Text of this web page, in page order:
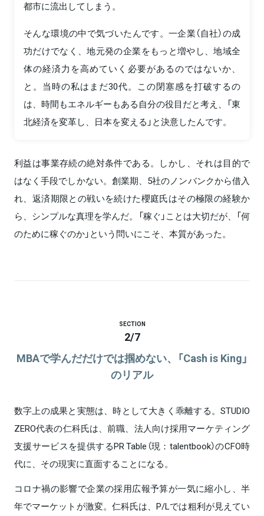
都市に流出してしまう。
そんな環境の中で気づいたんです。一企業（自社）の成
功だけでなく、地元発の企業をもっと増やし、地域全
体の経済力を高めていく必要があるのではないか、
と。当時の私はまだ30代。この閉塞感を打破するの
は、時間もエネルギーもある自分の役目だと考え、「東
北経済を変革し、日本を変える」と決意したんです。
利益は事業存続の絶対条件である。しかし、それは目的で
はなく手段でしかない。創業期、5社のノンバンクから借入
れ、返済期限との戦いを続けた櫻庭氏はその極限の経験か
ら、シンプルな真理を学んだ。「稼ぐ」ことは大切だが、「何
のために稼ぐのか」という問いにこそ、本質があった。
SECTION
2/7
MBAで学んだだけでは掴めない、「Cash is King」
のリアル
数字上の成果と実態は、時として大きく乖離する。STUDIO
ZERO代表の仁科氏は、前職、法人向け採用マーケティング
支援サービスを提供するPR Table（現：talentbook）のCFO時
代に、その現実に直面することになる。
コロナ禍の影響で企業の採用広報予算が一気に縮小し、半
年でマーケットが激変。仁科氏は、P/Lでは粗利が見えてい